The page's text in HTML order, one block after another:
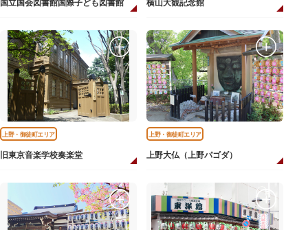
国立国会図書館国際子ども図書館 横山大観記念館
上野・御徒町エリア
旧東京音楽学校奏楽堂
上野・御徒町エリア
上野大仏（上野パゴダ）